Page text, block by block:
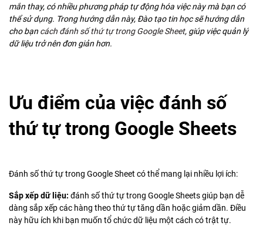
mắn thay, có nhiều phương pháp tự động hóa việc này mà bạn có
thể sử dụng. Trong hướng dẫn này, Đào tạo tin học sẽ hướng dẫn
cho bạn cách đánh số thứ tự trong Google Sheet, giúp việc quản lý
dữ liệu trở nên đơn giản hơn.
Ưu điểm của việc đánh số
thứ tự trong Google Sheets
Đánh số thứ tự trong Google Sheet có thể mang lại nhiều lợi ích:
Sắp xếp dữ liệu: đánh số thứ tự trong Google Sheets giúp bạn dễ
dàng sắp xếp các hàng theo thứ tự tăng dần hoặc giảm dần. Điều
này hữu ích khi bạn muốn tổ chức dữ liệu một cách có trật tự.